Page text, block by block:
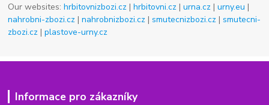
Our websites:hrbitovnizbozi.cz |hrbitovni.cz |urna.cz |urny.eu |
nahrobni-zbozi.cz |nahrobnizbozi.cz |smutecnizbozi.cz |smutecni-
zbozi.cz |plastove-urny.cz
Informace pro zákazníky